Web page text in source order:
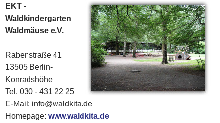
EKT -
Waldkindergarten
Waldmäuse e.V.
Rabenstraße 41
13505 Berlin-
Konradshöhe
Tel. 030 - 431 22 25‎
E-Mail: info@waldkita.de
Homepage:www.waldkita.de